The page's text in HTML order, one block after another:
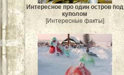
Интересное про один остров под
куполом
[Интересные факты]